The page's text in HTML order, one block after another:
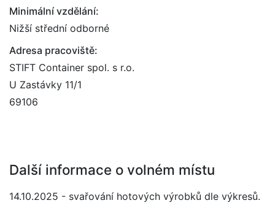
Minimální vzdělání:
Nižší střední odborné
Adresa pracoviště:
STIFT Container spol. s r.o.
U Zastávky 11/1
69106
Další informace o volném místu
14.10.2025 - svařování hotových výrobků dle výkresů.